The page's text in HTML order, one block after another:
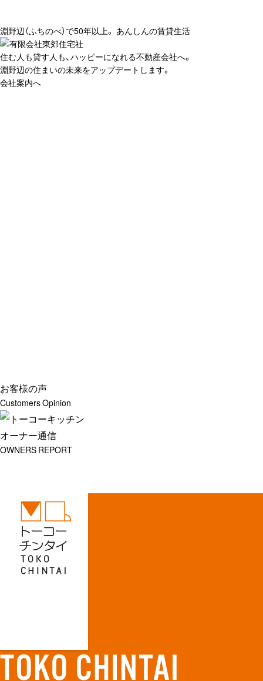
淵野辺（ふちのべ）で50年以上。 あんしんの賃貸生活
住む人も貸す人も、ハッピーになれる不動産会社へ。
淵野辺の住まいの未来をアップデートします。
会社案内へ
お客様の声
Customers Opinion
オーナー通信
OWNERS REPORT